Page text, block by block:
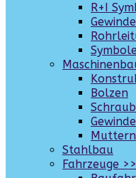
R+I
Bolzen
Muttern
Stahlbau
Fahrzeuge >>